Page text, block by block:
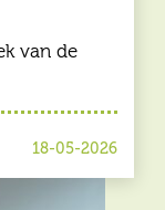
van de
18-05-2026